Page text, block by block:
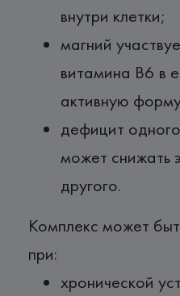
внутри клетки;
магний
витамина В6 в
активную
дефицит
может снижать
другого.
Комплекс может
при:
хронической